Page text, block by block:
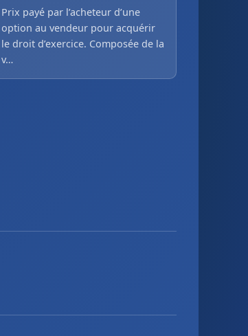
Prix payé par l’acheteur d’une
option au vendeur pour acquérir
le droit d’exercice. Composée de la
v…